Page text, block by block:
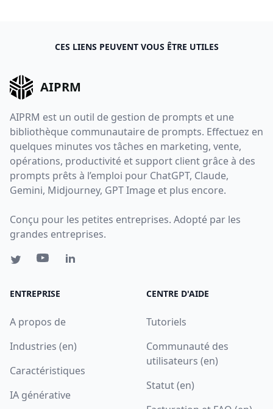
CES LIENS PEUVENT VOUS ÊTRE UTILES
AIPRM
AIPRM est un outil de gestion de prompts et une
bibliothèque communautaire de prompts. Effectuez en
quelques minutes vos tâches en marketing, vente,
opérations, productivité et support client grâce à des
prompts prêts à l’emploi pour ChatGPT, Claude,
Gemini, Midjourney, GPT Image et plus encore.
Conçu pour les petites entreprises. Adopté par les
grandes entreprises.
ENTREPRISE
A propos de
Industries (en)
Caractéristiques
IA générative
CENTRE D'AIDE
Tutoriels
Communauté des
utilisateurs (en)
Statut (en)